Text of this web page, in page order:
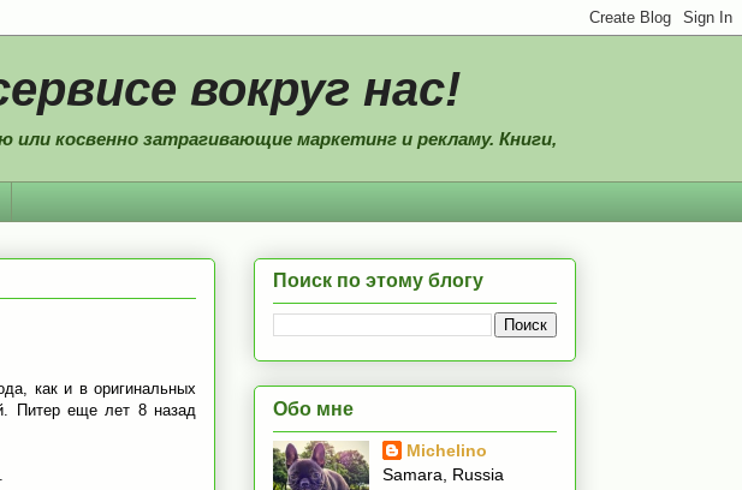
вокруг нас!
косвенно затрагивающие маркетинг и рекламу. Книги,
как и в оригинальных
Питер еще лет 8 назад
Поиск по этому блогу
Обо мне
Michelino
Samara, Russia